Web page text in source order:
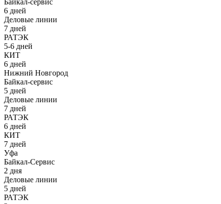
Байкал-сервис
6 дней
Деловые линии
7 дней
РАТЭК
5-6 дней
КИТ
6 дней
Нижний Новгород
Байкал-сервис
5 дней
Деловые линии
7 дней
РАТЭК
6 дней
КИТ
7 дней
Уфа
Байкал-Сервис
2 дня
Деловые линии
5 дней
РАТЭК